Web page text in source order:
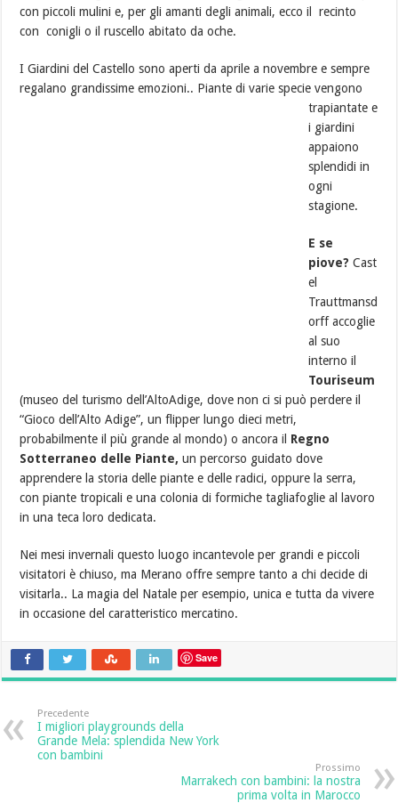
con piccoli mulini e, per gli amanti degli animali, ecco il recinto
con conigli o il ruscello abitato da oche.
I Giardini del Castello sono aperti da aprile a novembre e sempre
regalano grandissimeemozioni.. Piante di varie specie vengono
trapiantate e
i giardini
appaiono
splendidi in
ogni
stagione.
E se
piove?Cast
el
Trauttmansd
orff accoglie
al suo
interno il
Touriseum
(museo del turismo dell’AltoAdige, dove non ci si può perdere il
“Gioco dell’Alto Adige”, un flipper lungo dieci metri,
probabilmente il più grande al mondo) o ancora il Regno
Sotterraneo delle Piante, un percorso guidato dove
apprendere la storia delle piante e delle radici, oppure la serra,
con piante tropicali e una colonia di formiche tagliafoglie al lavoro
in una teca loro dedicata.
Nei mesi invernali questo luogo incantevole per grandi e piccoli
visitatori è chiuso, ma Merano offre sempre tanto a chi decide di
visitarla.. La magia del Natale per esempio, unica e tutta da vivere
in occasione del caratteristico mercatino.
Save
Precedente
I migliori playgrounds della
Grande Mela: splendida New York
con bambini
Prossimo
Marrakech con bambini: la nostra
prima volta in Marocco